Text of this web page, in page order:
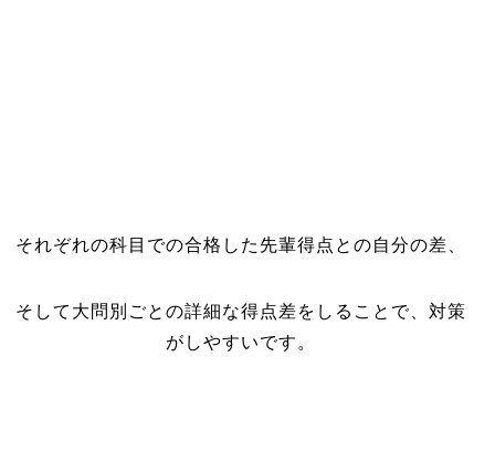
それぞれの科目での合格した先輩得点との自分の差、
そして大問別ごとの詳細な得点差をしることで、対策
がしやすいです。